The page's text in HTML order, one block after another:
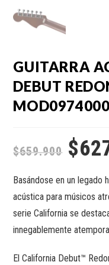
GUITARRA
DEBUT
$659.900 $
Basándose en un legado
acústica para músicos
serie California se
innegablemente
El California Debut™